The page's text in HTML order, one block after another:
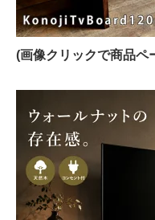
(画像クリックで商品ペ